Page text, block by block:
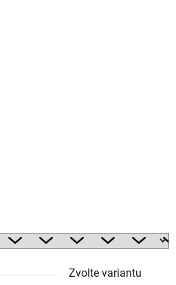
Zvolte variantu